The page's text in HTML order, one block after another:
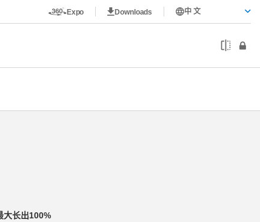
Expo Downloads 中 文
大长出100%